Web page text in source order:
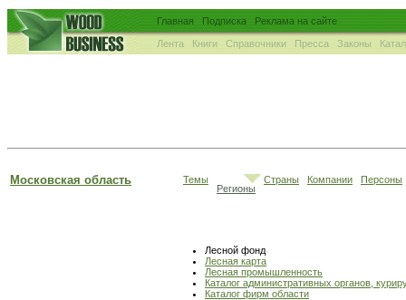
Главная Подписка Реклама на сайте
Лента Книги Справочники Пресса Законы
Московская область
Темы
Регионы
Страны Компании Персоны
Лесной фонд
Лесная карта
Лесная промышленность
Каталог административных органов,
Каталог фирм области